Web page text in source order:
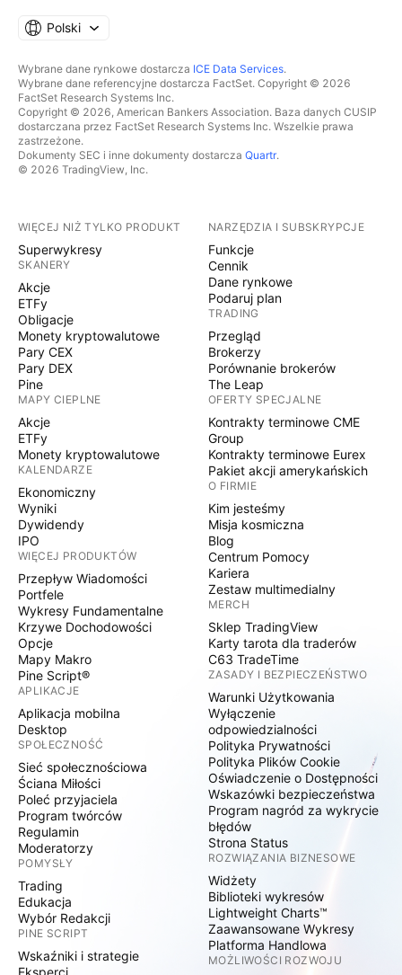
Polski
Wybrane dane rynkowe dostarcza ICE Data Services.
Wybrane dane referencyjne dostarcza FactSet. Copyright © 2026
FactSet Research Systems Inc.
Copyright © 2026, American Bankers Association. Baza danych CUSIP
dostarczana przez FactSet Research Systems Inc. Wszelkie prawa
zastrzeżone.
Dokumenty SEC i inne dokumenty dostarcza Quartr.
© 2026 TradingView, Inc.
WIĘCEJ NIŻ TYLKO PRODUKT
Superwykresy
SKANERY
Akcje
ETFy
Obligacje
Monety kryptowalutowe
Pary CEX
Pary DEX
Pine
MAPY CIEPLNE
Akcje
ETFy
Monety kryptowalutowe
KALENDARZE
Ekonomiczny
Wyniki
Dywidendy
IPO
WIĘCEJ PRODUKTÓW
Przepływ Wiadomości
Portfele
Wykresy Fundamentalne
Krzywe Dochodowości
Opcje
Mapy Makro
Pine Script®
APLIKACJE
Aplikacja mobilna
Desktop
SPOŁECZNOŚĆ
Sieć społecznościowa
Ściana Miłości
Poleć przyjaciela
Program twórców
Regulamin
Moderatorzy
POMYSŁY
Trading
Edukacja
Wybór Redakcji
PINE SCRIPT
Wskaźniki i strategie
Eksperci
NARZĘDZIA I SUBSKRYPCJE
Funkcje
Cennik
Dane rynkowe
Podaruj plan
TRADING
Przegląd
Brokerzy
Porównanie brokerów
The Leap
OFERTY SPECJALNE
Kontrakty terminowe CME
Group
Kontrakty terminowe Eurex
Pakiet akcji amerykańskich
O FIRMIE
Kim jesteśmy
Misja kosmiczna
Blog
Centrum Pomocy
Kariera
Zestaw multimedialny
MERCH
Sklep TradingView
Karty tarota dla traderów
C63 TradeTime
ZASADY I BEZPIECZEŃSTWO
Warunki Użytkowania
Wyłączenie
odpowiedzialności
Polityka Prywatności
Polityka Plików Cookie
Oświadczenie o Dostępności
Wskazówki bezpieczeństwa
Program nagród za wykrycie
błędów
Strona Status
ROZWIĄZANIA BIZNESOWE
Widżety
Biblioteki wykresów
Lightweight Charts™
Zaawansowane Wykresy
Platforma Handlowa
MOŻLIWOŚCI ROZWOJU